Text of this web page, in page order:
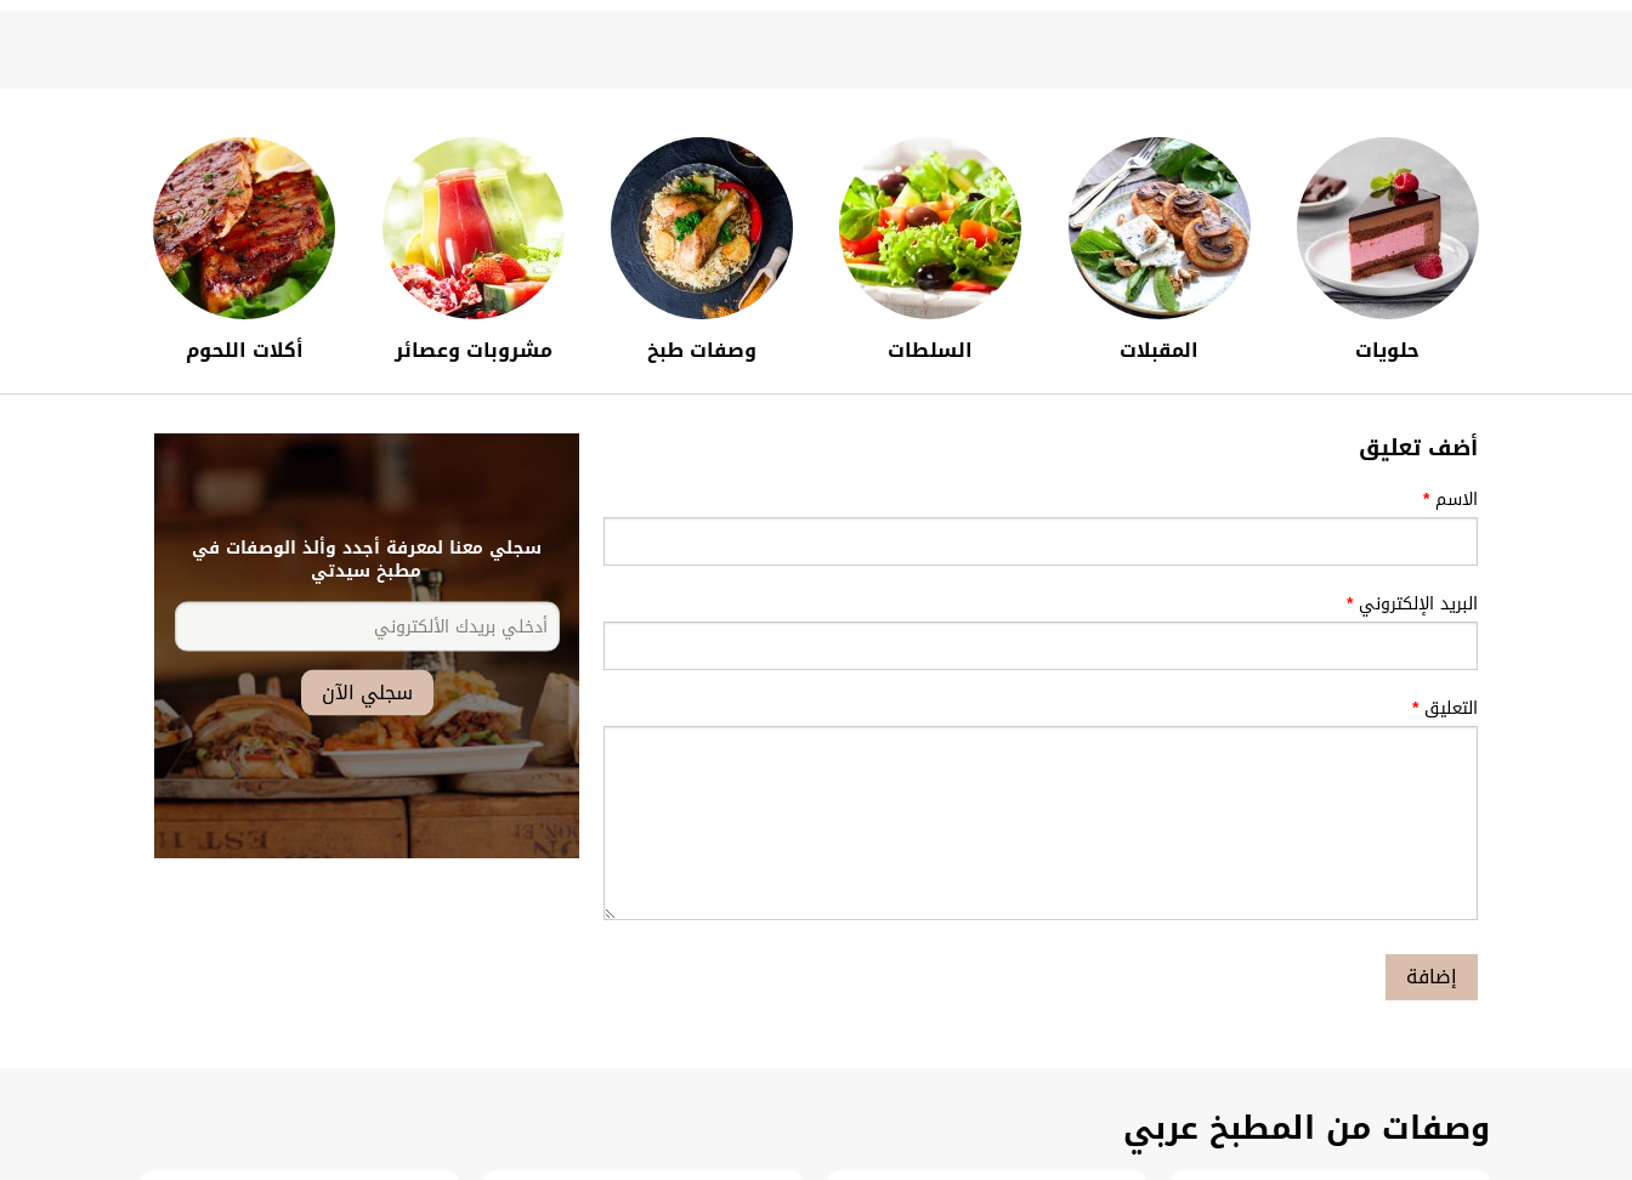
حلويات المقبلات السلطات وصفات طبخ مشروبات وعصائر أكلات اللحوم
أضف تعليق
الاسم*
البريد الإلكتروني*
التعليق*
سجلي معنا لمعرفة أجدد وألذ الوصفات في
مطبخ سيدتي
وصفات من المطبخ عربي